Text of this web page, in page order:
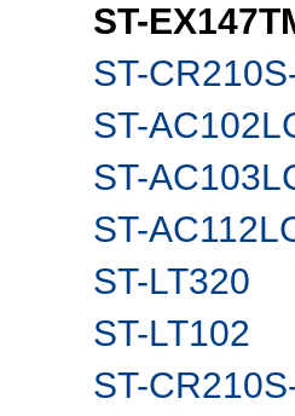
ST-
ST-
ST-
ST-
ST-
ST-LT320
ST-LT102
ST-